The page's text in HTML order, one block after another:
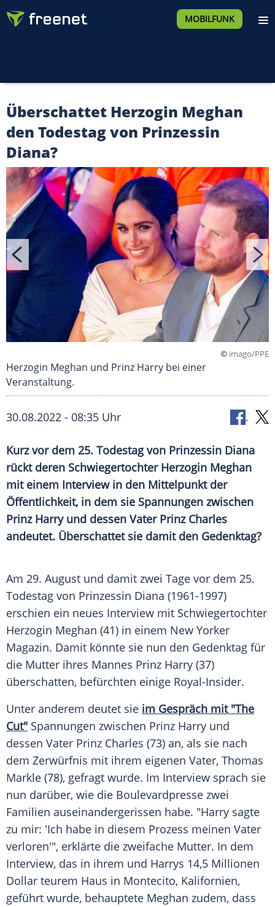
MOBILFUNK
Überschattet Herzogin Meghan
den Todestag von Prinzessin
Diana?
© imago/PPE
Herzogin Meghan und Prinz Harry bei einer
Veranstaltung.
30.08.2022 - 08:35 Uhr
Kurz vor dem 25. Todestag von Prinzessin Diana
rückt deren Schwiegertochter Herzogin Meghan
mit einem Interview in den Mittelpunkt der
Öffentlichkeit, in dem sie Spannungen zwischen
Prinz Harry und dessen Vater Prinz Charles
andeutet. Überschattet sie damit den Gedenktag?
Am 29. August und damit zwei Tage vor dem 25.
Todestag von Prinzessin Diana (1961-1997)
erschien ein neues Interview mit Schwiegertochter
Herzogin Meghan (41) in einem New Yorker
Magazin. Damit könnte sie nun den Gedenktag für
die Mutter ihres Mannes Prinz Harry (37)
überschatten, befürchten einige Royal-Insider.
Unter anderem deutet sie im Gespräch mit "The
Cut" Spannungen zwischen Prinz Harry und
dessen Vater Prinz Charles (73) an, als sie nach
dem Zerwürfnis mit ihrem eigenen Vater, Thomas
Markle (78), gefragt wurde. Im Interview sprach sie
nun darüber, wie die Boulevardpresse zwei
Familien auseinandergerissen habe. "Harry sagte
zu mir: 'Ich habe in diesem Prozess meinen Vater
verloren'", erklärte die zweifache Mutter. In dem
Interview, das in ihrem und Harrys 14,5 Millionen
Dollar teurem Haus in Montecito, Kalifornien,
geführt wurde, behauptete Meghan zudem, dass